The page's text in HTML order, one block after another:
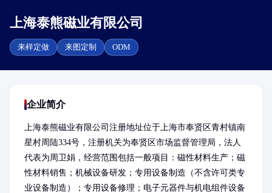
上海泰熊磁业有限公司
来样定做 来图定制 ODM
企业简介
上海泰熊磁业有限公司注册地址位于上海市奉贤区青村镇南
星村周陆334号，注册机关为奉贤区市场监督管理局，法人
代表为周卫娟，经营范围包括一般项目：磁性材料生产；磁
性材料销售；机械设备研发；专用设备制造（不含许可类专
业设备制造）；专用设备修理；电子元器件与机电组件设备